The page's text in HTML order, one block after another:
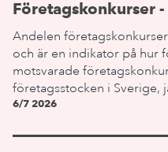
Företagskonkurser
Andelen
och är en indikator på hur
motsvarade
företagsstocken i Sverige,
6/7 2026